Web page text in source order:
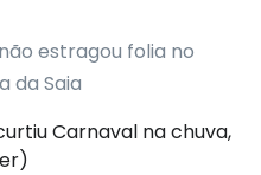
estragou folia no
da Saia
Carnaval na chuva,